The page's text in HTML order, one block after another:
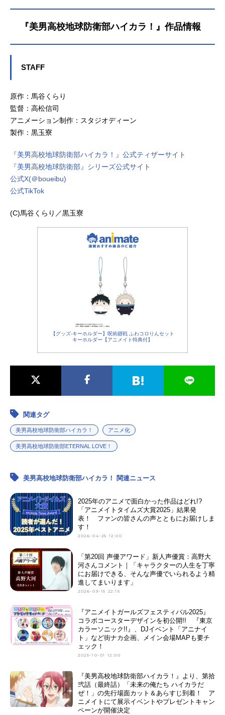
『美男高校地球防衛部ハイカラ！』作品情報
STAFF
原作：馬谷くらり
監督：高松信司
アニメーション制作：スタジオディーン
製作：黒玉寮
『美男高校地球防衛部ハイカラ！』公式ティザーサイト
『美男高校地球防衛部』シリーズ公式サイト
公式X(＠boueibu)
公式TikTok
(C)馬谷くらり／黒玉寮
【グッズ-キーホルダー】呪術廻戦 ふわコロりんセット
キーホルダー【アニメイト特典付】
関連タグ
美男高校地球防衛部ハイカラ！ アニメ化
美男高校地球防衛部ETERNAL LOVE！
美男高校地球防衛部ハイカラ！ 関連ニュース
2025年のアニメで面白かった作品はどれ!?
「アニメイトタイムズ大賞2025」結果発
表！ ファンの皆さんの声とともにお届けしま
す！
2026-04-25 12:00
「第20回 声優アワード」新人声優賞：高野大
河さんコメント｜「キャラクターの人生を丁寧
にお届けできる、そんな声優でいられるよう精
進してまいります」
2026-03-15 22:15
『アニメイトガールズフェスティバル2025』
コラボコースターデザインを初公開!! 『東京
カラーソニック!!』、DJイベント「アニナイ
ト」など街ナカ企画、メイン会場MAPも要チ
ェック！
2025-10-01 12:00
『美男高校地球防衛部ハイカラ！』より、第拾
弐話（最終話）「未来の俺たち ハイカラだ
ぜ！」の先行場面カット＆あらすじ到着！ ア
ニメイトにて展示イベントやプレゼントキャン
ペーンが開催決定